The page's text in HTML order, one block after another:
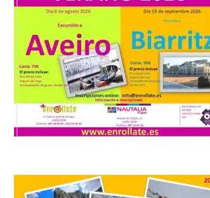
Castle Food 2026
7 Ago 2026
Castle Food combina la
música en directo con
food trucks y tiendas de
market esperando atraer
a miles de personas. La
localidad leonesa de Valencia de Don Juan